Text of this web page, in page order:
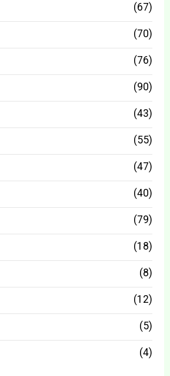
(67)
(70)
(76)
(90)
(43)
(55)
(47)
(40)
(79)
(18)
(8)
(12)
(5)
(4)